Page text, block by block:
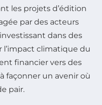
les projets d’édition
par des acteurs
dans des
climatique du
financier vers des
façonner un avenir où
pair.